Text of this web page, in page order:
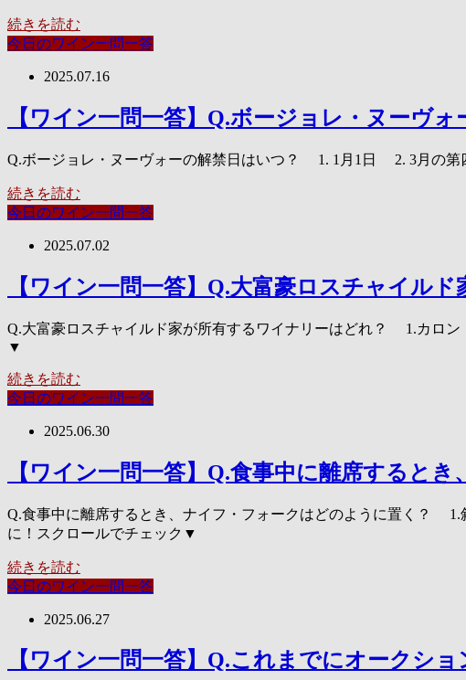
続きを読む
今日のワイン一問一答
2025.07.16
【ワイン一問一答】Q.ボージョレ・ヌーヴォ
Q.ボージョレ・ヌーヴォーの解禁日はいつ？ 1. 1月1日 2. 3月の
続きを読む
今日のワイン一問一答
2025.07.02
【ワイン一問一答】Q.大富豪ロスチャイル
Q.大富豪ロスチャイルド家が所有するワイナリーはどれ？ 1.カロ
▼
続きを読む
今日のワイン一問一答
2025.06.30
【ワイン一問一答】Q.食事中に離席すると
Q.食事中に離席するとき、ナイフ・フォークはどのように置く？
に！スクロールでチェック▼
続きを読む
今日のワイン一問一答
2025.06.27
【ワイン一問一答】Q.これまでにオークシ